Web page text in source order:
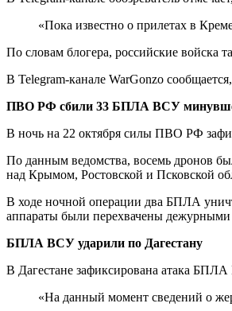
«Пока известно о прилетах в
По словам блогера, российские войска
В Telegram-канале WarGonzo
ПВО РФ сбили 33 БПЛА ВСУ
В ночь на 22 октября силы ПВО РФ
По данным ведомства, восемь дронов
над Крымом, Ростовской и Псковской
В ходе ночной операции два БПЛА
аппараты были перехвачены
БПЛА ВСУ ударили по Дагестану
В Дагестане зафиксирована атака
«На данный момент сведений о